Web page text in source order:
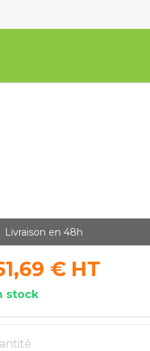
Livraison en 48h
€ HT
stock